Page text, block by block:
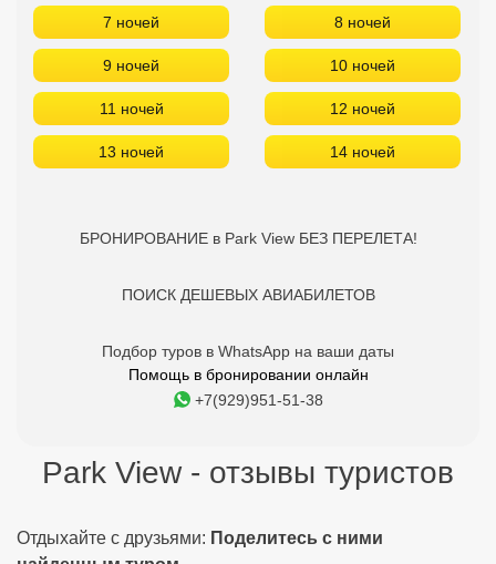
7 ночей 8 ночей
9 ночей 10 ночей
11 ночей 12 ночей
13 ночей 14 ночей
БРОНИРОВАНИЕ в Park View БЕЗ ПЕРЕЛЕТА!
ПОИСК ДЕШЕВЫХ АВИАБИЛЕТОВ
Подбор туров в WhatsApp на ваши даты
Помощь в бронировании онлайн
+7(929)951-51-38
Park View - отзывы туристов
Отдыхайте с друзьями: Поделитесь с ними